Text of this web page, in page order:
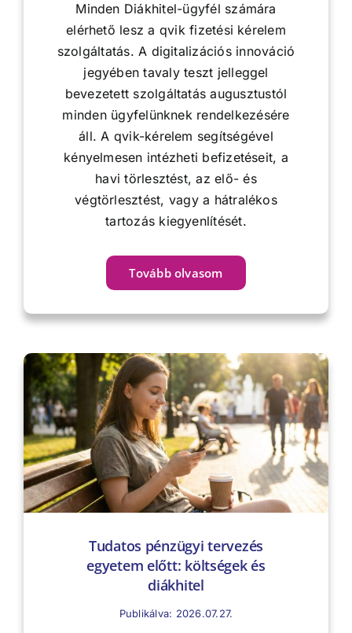
Minden Diákhitel-ügyfél számára
elérhető lesz a qvik fizetési kérelem
szolgáltatás. A digitalizációs innováció
jegyében tavaly teszt jelleggel
bevezetett szolgáltatás augusztustól
minden ügyfelünknek rendelkezésére
áll. A qvik-kérelem segítségével
kényelmesen intézheti befizetéseit, a
havi törlesztést, az elő- és
végtörlesztést, vagy a hátralékos
tartozás kiegyenlítését.
Tovább olvasom
Tudatos pénzügyi tervezés
egyetem előtt: költségek és
diákhitel
Publikálva: 2026.07.27.